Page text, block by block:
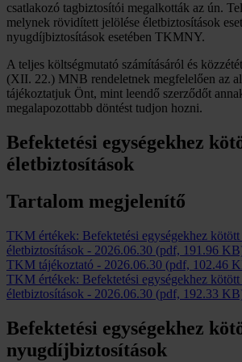
csatlakozó tagbiztosítói megalkották az ún.
melynek rövidített jelölése életbiztosítások
nyugdíjbiztosítások esetében TKMNY.
A teljes költségmutató számításáról és
(XII. 22.) MNB rendeletnek megfelelően az
tájékoztatjuk Önt, mint leendő szerződőt
megalapozottabb döntést tudjon hozni.
Befektetési egységekhez
életbiztosítások
Tartalom megjelenítő
TKM értékek: Befektetési egységekhez kötött
életbiztosítások - 2026.06.30 (pdf, 191.96
TKM tájékoztató - 2026.06.30 (pdf, 102.46
TKM értékek: Befektetési egységekhez
életbiztosítások - 2026.06.30 (pdf, 192.33
Befektetési egységekhez
nyugdíjbiztosítások